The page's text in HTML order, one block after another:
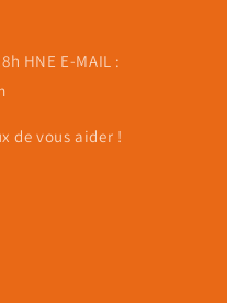
HNE E-MAIL :
de vous aider !